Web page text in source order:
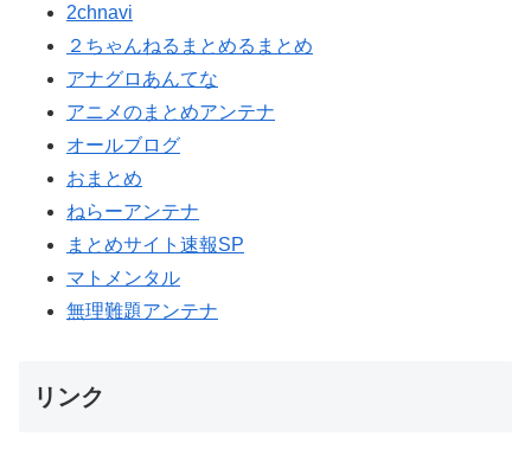
2chnavi
２ちゃんねるまとめるまとめ
アナグロあんてな
アニメのまとめアンテナ
オールブログ
おまとめ
ねらーアンテナ
まとめサイト速報SP
マトメンタル
無理難題アンテナ
リンク